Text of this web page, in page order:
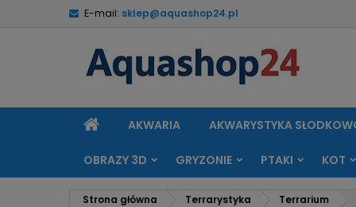
E-mail: sklep@aquashop24.pl
STRONAAKWARIA AKWARYSTYKA
OBRAZY 3D GRYZONIE PTAKI KOT
Strona główna Terrarystyka Terrarium